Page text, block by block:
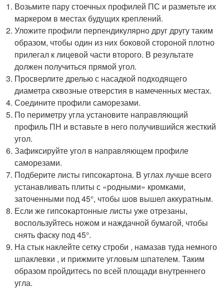
Возьмите пару стоечных профилей ПС и разметьте их
маркером в местах будущих креплений.
Уложите профили перпендикулярно друг другу таким
образом, чтобы один из них боковой стороной плотно
прилегал к лицевой части второго. В результате
должен получиться прямой угол.
Просверлите дрелью с насадкой подходящего
диаметра сквозные отверстия в намеченных местах.
Соедините профили саморезами.
По периметру угла установите направляющий
профиль ПН и вставьте в него получившийся жесткий
угол.
Зафиксируйте угол в направляющем профиле
саморезами.
Подберите листы гипсокартона. В углах лучше всего
устанавливать плиты с «родными» кромками,
заточенными под 45°, чтобы шов вышел аккуратным.
Если же гипсокартонные листы уже отрезаны,
воспользуйтесь ножом и наждачной бумагой, чтобы
снять фаску под 45°.
На стык наклейте сетку строби , намазав туда немного
шпаклевки , и прижмите угловым шпателем. Таким
образом пройдитесь по всей площади внутреннего
угла.